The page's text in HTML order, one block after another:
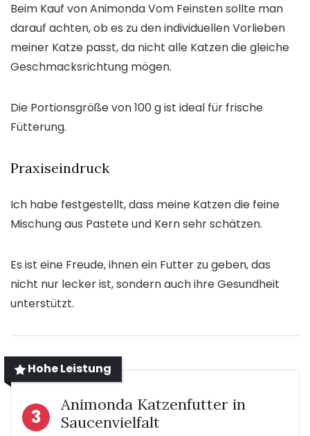
Beim Kauf von Animonda Vom Feinsten sollte man
darauf achten, ob es zu den individuellen Vorlieben
meiner Katze passt, da nicht alle Katzen die gleiche
Geschmacksrichtung mögen.
Die Portionsgröße von 100 g ist ideal für frische
Fütterung.
Praxiseindruck
Ich habe festgestellt, dass meine Katzen die feine
Mischung aus Pastete und Kern sehr schätzen.
Es ist eine Freude, ihnen ein Futter zu geben, das
nicht nur lecker ist, sondern auch ihre Gesundheit
unterstützt.
Hohe Leistung
3
Animonda Katzenfutter in
Saucenvielfalt